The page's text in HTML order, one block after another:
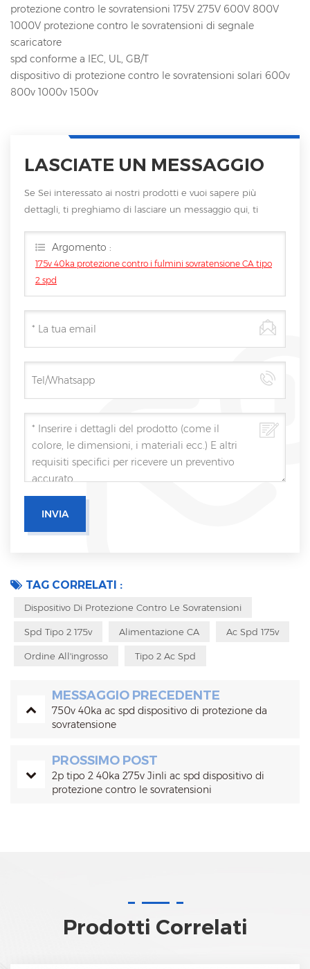
protezione contro le sovratensioni 175V 275V 600V 800V
1000V protezione contro le sovratensioni di segnale
scaricatore
spd conforme a IEC, UL, GB/T
dispositivo di protezione contro le sovratensioni solari 600v
800v 1000v 1500v
LASCIATE UN MESSAGGIO
Se Sei interessato ai nostri prodotti e vuoi sapere più
dettagli, ti preghiamo di lasciare un messaggio qui, ti
Argomento :
175v 40ka protezione contro i fulmini sovratensione CA tipo
2 spd
TAG CORRELATI :
Dispositivo Di Protezione Contro Le Sovratensioni
Spd Tipo 2 175v Alimentazione CA Ac Spd 175v
Ordine All'ingrosso Tipo 2 Ac Spd
MESSAGGIO PRECEDENTE
750v 40ka ac spd dispositivo di protezione da
sovratensione
PROSSIMO POST
2p tipo 2 40ka 275v Jinli ac spd dispositivo di
protezione contro le sovratensioni
Prodotti Correlati